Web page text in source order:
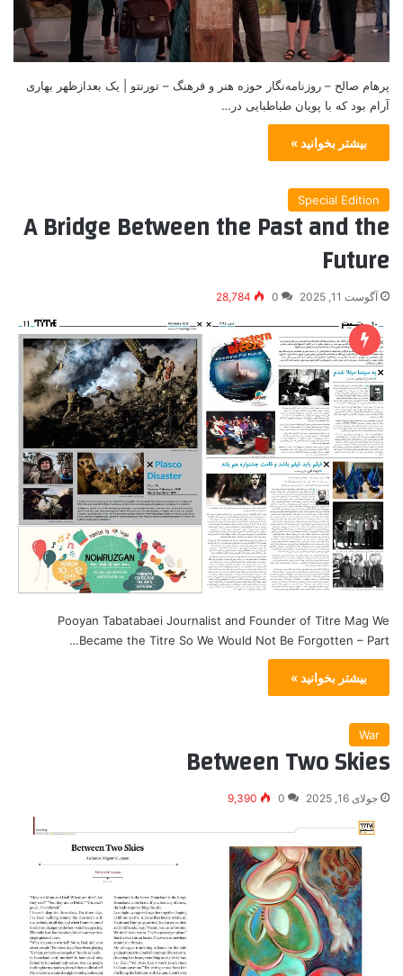
پرهام صالح – روزنامه‌نگار حوزه هنر و فرهنگ – تورنتو | یک بعدازظهر بهاری
آرام بود که با پویان طباطبایی در…
بیشتر بخوانید »
Special Edition
A Bridge Between the Past and the
Future
آگوست 11, 2025 0
28,784
Pooyan Tabatabaei Journalist and Founder of Titre Mag We
Became the Titre So We Would Not Be Forgotten – Part…
بیشتر بخوانید »
War
Between Two Skies
جولای 16, 2025 0
9,390